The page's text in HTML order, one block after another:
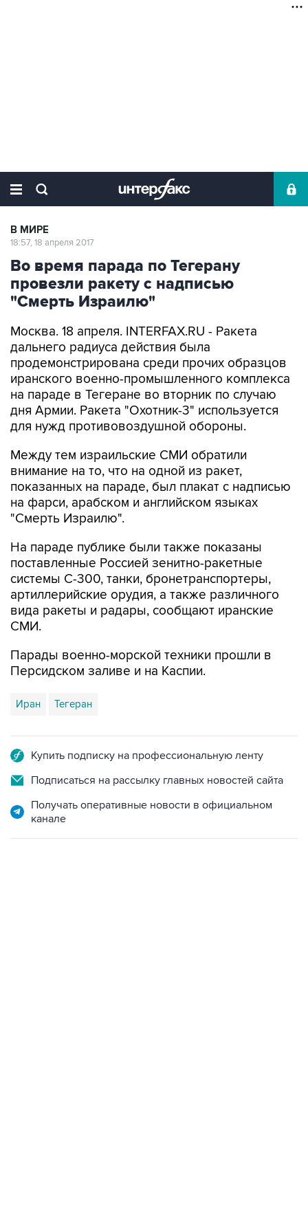
В МИРЕ
18:57, 18 апреля 2017
Во время парада по Тегерану
провезли ракету с надписью
"Смерть Израилю"
Москва. 18 апреля. INTERFAX.RU - Ракета
дальнего радиуса действия была
продемонстрирована среди прочих образцов
иранского военно-промышленного комплекса
на параде в Тегеране во вторник по случаю
дня Армии. Ракета "Охотник-3" используется
для нужд противовоздушной обороны.
Между тем израильские СМИ обратили
внимание на то, что на одной из ракет,
показанных на параде, был плакат с надписью
на фарси, арабском и английском языках
"Смерть Израилю".
На параде публике были также показаны
поставленные Россией зенитно-ракетные
системы С-300, танки, бронетранспортеры,
артиллерийские орудия, а также различного
вида ракеты и радары, сообщают иранские
СМИ.
Парады военно-морской техники прошли в
Персидском заливе и на Каспии.
Иран Тегеран
Купить подписку на профессиональную ленту
Подписаться на рассылку главных новостей сайта
Получать оперативные новости в официальном
канале